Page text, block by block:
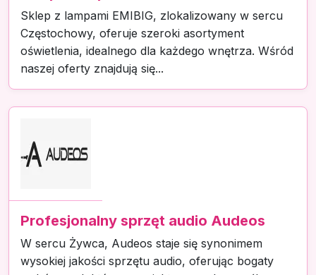
Sklep z lampami EMIBIG, zlokalizowany w sercu
Częstochowy, oferuje szeroki asortyment
oświetlenia, idealnego dla każdego wnętrza. Wśród
naszej oferty znajdują się...
Profesjonalny sprzęt audio Audeos
W sercu Żywca, Audeos staje się synonimem
wysokiej jakości sprzętu audio, oferując bogaty